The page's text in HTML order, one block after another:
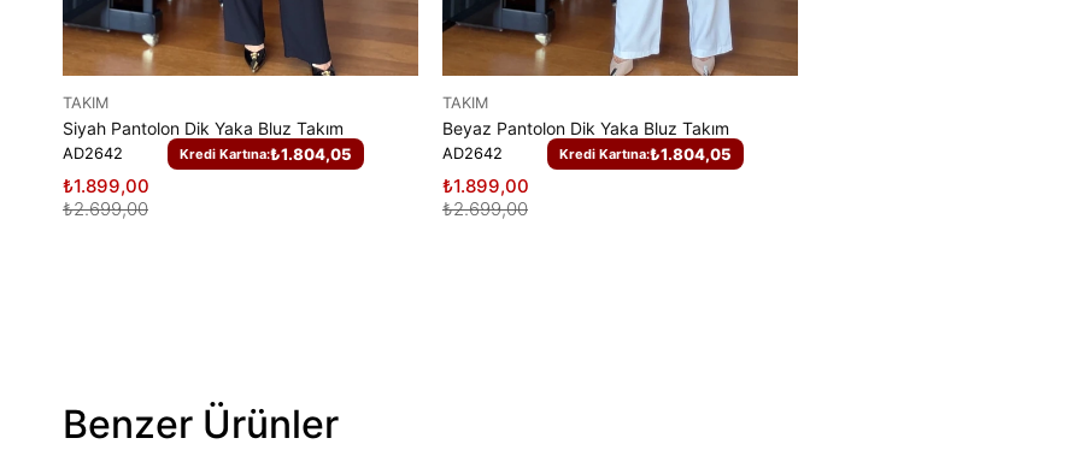
TAKIM
Siyah Pantolon Dik Yaka Bluz Takım
AD2642
₺1.899,00
₺2.699,00
Kredi Kartına:₺1.804,05
TAKIM
Beyaz Pantolon Dik Yaka Bluz Takım
AD2642
₺1.899,00
₺2.699,00
Kredi Kartına:₺1.804,05
Benzer Ürünler